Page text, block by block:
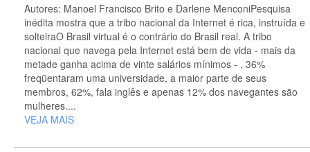
Autores: Manoel Francisco Brito e Darlene MenconiPesquisa
inédita mostra que a tribo nacional da Internet é rica, instruída e
solteiraO Brasil virtual é o contrário do Brasil real. A tribo
nacional que navega pela Internet está bem de vida - mais da
metade ganha acima de vinte salários mínimos - , 36%
freqüentaram uma universidade, a maior parte de seus
membros, 62%, fala inglês e apenas 12% dos navegantes são
mulheres....
VEJA MAIS